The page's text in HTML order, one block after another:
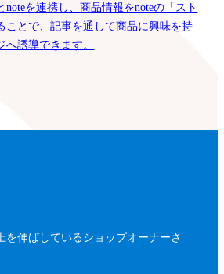
を連携し、商品情報をnoteの「スト
ことで、記事を通して商品に興味を持
へ誘導できます。
を伸ばしているショップオーナーさ